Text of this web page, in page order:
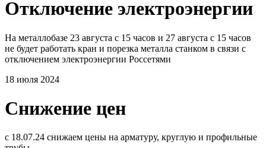
Отключение электроэнергии
На металлобазе 23 августа с 15 часов и 27 августа с 15 часов
не будет работать кран и порезка металла станком в связи с
отключением электроэнергии Россетями
18 июля 2024
Снижение цен
с 18.07.24 снижаем цены на арматуру, круглую и профильные